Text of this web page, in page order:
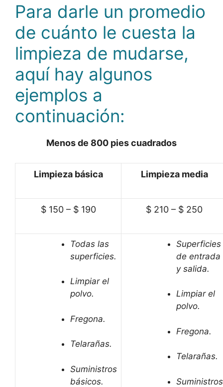
Para darle un promedio
de cuánto le cuesta la
limpieza de mudarse,
aquí hay algunos
ejemplos a
continuación:
Menos de 800 pies cuadrados
Limpieza básica Limpieza media
$ 150 – $ 190 $ 210 – $ 250
Todas las
superficies.
Limpiar el
polvo.
Fregona.
Telarañas.
Suministros
básicos.
Superficies
de entrada
y salida.
Limpiar el
polvo.
Fregona.
Telarañas.
Suministros